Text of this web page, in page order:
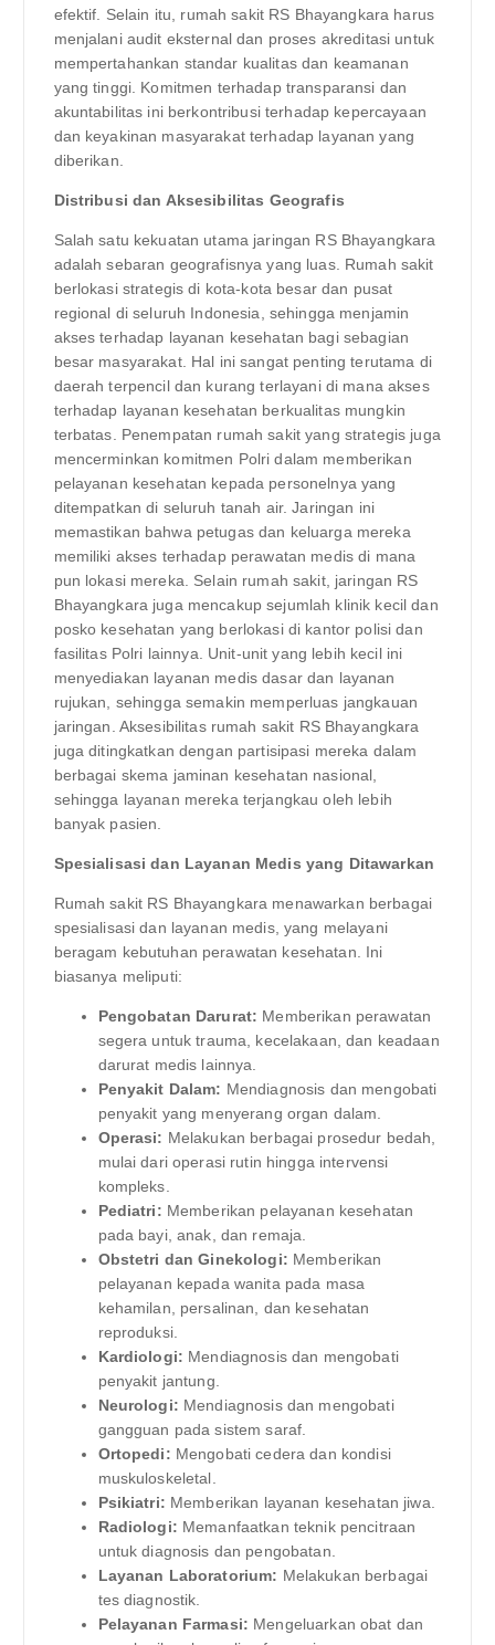
efektif. Selain itu, rumah sakit RS Bhayangkara harus
menjalani audit eksternal dan proses akreditasi untuk
mempertahankan standar kualitas dan keamanan
yang tinggi. Komitmen terhadap transparansi dan
akuntabilitas ini berkontribusi terhadap kepercayaan
dan keyakinan masyarakat terhadap layanan yang
diberikan.
Distribusi dan Aksesibilitas Geografis
Salah satu kekuatan utama jaringan RS Bhayangkara
adalah sebaran geografisnya yang luas. Rumah sakit
berlokasi strategis di kota-kota besar dan pusat
regional di seluruh Indonesia, sehingga menjamin
akses terhadap layanan kesehatan bagi sebagian
besar masyarakat. Hal ini sangat penting terutama di
daerah terpencil dan kurang terlayani di mana akses
terhadap layanan kesehatan berkualitas mungkin
terbatas. Penempatan rumah sakit yang strategis juga
mencerminkan komitmen Polri dalam memberikan
pelayanan kesehatan kepada personelnya yang
ditempatkan di seluruh tanah air. Jaringan ini
memastikan bahwa petugas dan keluarga mereka
memiliki akses terhadap perawatan medis di mana
pun lokasi mereka. Selain rumah sakit, jaringan RS
Bhayangkara juga mencakup sejumlah klinik kecil dan
posko kesehatan yang berlokasi di kantor polisi dan
fasilitas Polri lainnya. Unit-unit yang lebih kecil ini
menyediakan layanan medis dasar dan layanan
rujukan, sehingga semakin memperluas jangkauan
jaringan. Aksesibilitas rumah sakit RS Bhayangkara
juga ditingkatkan dengan partisipasi mereka dalam
berbagai skema jaminan kesehatan nasional,
sehingga layanan mereka terjangkau oleh lebih
banyak pasien.
Spesialisasi dan Layanan Medis yang Ditawarkan
Rumah sakit RS Bhayangkara menawarkan berbagai
spesialisasi dan layanan medis, yang melayani
beragam kebutuhan perawatan kesehatan. Ini
biasanya meliputi:
Pengobatan Darurat: Memberikan perawatan
segera untuk trauma, kecelakaan, dan keadaan
darurat medis lainnya.
Penyakit Dalam: Mendiagnosis dan mengobati
penyakit yang menyerang organ dalam.
Operasi: Melakukan berbagai prosedur bedah,
mulai dari operasi rutin hingga intervensi
kompleks.
Pediatri: Memberikan pelayanan kesehatan
pada bayi, anak, dan remaja.
Obstetri dan Ginekologi: Memberikan
pelayanan kepada wanita pada masa
kehamilan, persalinan, dan kesehatan
reproduksi.
Kardiologi: Mendiagnosis dan mengobati
penyakit jantung.
Neurologi: Mendiagnosis dan mengobati
gangguan pada sistem saraf.
Ortopedi: Mengobati cedera dan kondisi
muskuloskeletal.
Psikiatri: Memberikan layanan kesehatan jiwa.
Radiologi: Memanfaatkan teknik pencitraan
untuk diagnosis dan pengobatan.
Layanan Laboratorium: Melakukan berbagai
tes diagnostik.
Pelayanan Farmasi: Mengeluarkan obat dan